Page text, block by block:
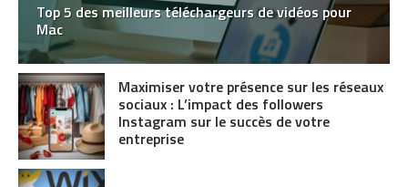
Top 5 des meilleurs téléchargeurs de vidéos pour
Mac
Maximiser votre présence sur les réseaux
sociaux : L’impact des followers
Instagram sur le succès de votre
entreprise